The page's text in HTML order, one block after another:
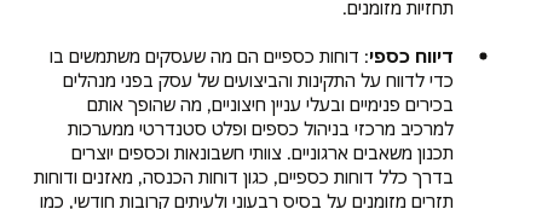
תחזיות מזומנים.
דיווח כספי: דוחות כספיים הם מה שעסקים משתמשים בו
כדי לדווח על התקינות והביצועים של עסק בפני מנהלים
בכירים פנימיים ובעלי עניין חיצוניים, מה שהופך אותם
למרכיב מרכזי בניהול כספים ופלט סטנדרטי ממערכות
תכנון משאבים ארגוניים. צוותי חשבונאות וכספים יוצרים
בדרך כלל דוחות כספיים, כגון דוחות הכנסה, מאזנים ודוחות
תזרים מזומנים על בסיס רבעוני ולעיתים קרובות חודשי, כמו